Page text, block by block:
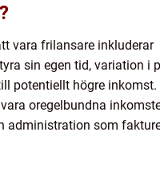
vara frilansare inkluderar
sin egen tid, variation i
potentiellt högre inkomst.
oregelbundna
administration som